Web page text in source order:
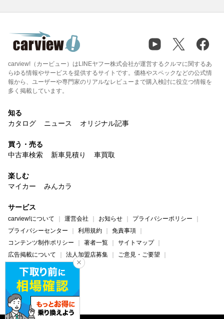
carview!（カービュー）はLINEヤフー株式会社が運営するクルマに関するあ
らゆる情報やサービスを提供するサイトです。価格やスペックなどの公式情
報から、ユーザーや専門家のリアルなレビューまで購入検討に役立つ情報を
多く掲載しています。
知る
カタログ
ニュース オリジナル記事
買う・売る
中古車検索
新車見積り 車買取
楽しむ
マイカー
みんカラ
サービス
carview!について 運営会社 お知らせ
プライバシーポリシー
プライバシーセンター
利用規約
免責事項
コンテンツ制作ポリシー
著者一覧
サイトマップ
広告掲載について
法人加盟店募集
ご意見・ご要望
ヘルプ・お問い合わせ
carview! Yahoo! JAPAN